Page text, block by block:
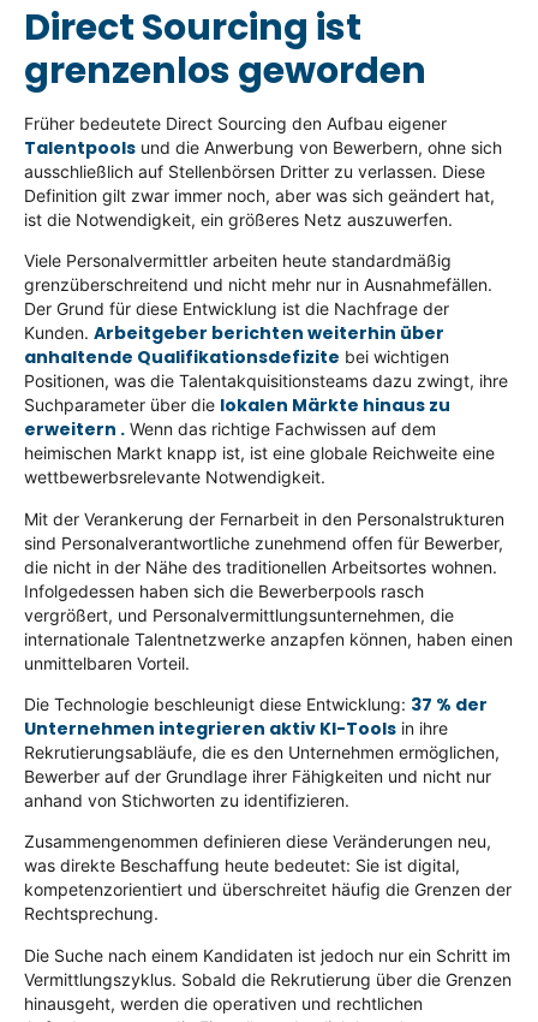
Direct Sourcing ist
grenzenlos geworden
Früher bedeutete Direct Sourcing den Aufbau eigener
Talentpools und die Anwerbung von Bewerbern, ohne sich
ausschließlich auf Stellenbörsen Dritter zu verlassen. Diese
Definition gilt zwar immer noch, aber was sich geändert hat,
ist die Notwendigkeit, ein größeres Netz auszuwerfen.
Viele Personalvermittler arbeiten heute standardmäßig
grenzüberschreitend und nicht mehr nur in Ausnahmefällen.
Der Grund für diese Entwicklung ist die Nachfrage der
Kunden. Arbeitgeber berichten weiterhin über
anhaltende Qualifikationsdefizite bei wichtigen
Positionen, was die Talentakquisitionsteams dazu zwingt, ihre
Suchparameter über die lokalen Märkte hinaus zu
erweitern . Wenn das richtige Fachwissen auf dem
heimischen Markt knapp ist, ist eine globale Reichweite eine
wettbewerbsrelevante Notwendigkeit.
Mit der Verankerung der Fernarbeit in den Personalstrukturen
sind Personalverantwortliche zunehmend offen für Bewerber,
die nicht in der Nähe des traditionellen Arbeitsortes wohnen.
Infolgedessen haben sich die Bewerberpools rasch
vergrößert, und Personalvermittlungsunternehmen, die
internationale Talentnetzwerke anzapfen können, haben einen
unmittelbaren Vorteil.
Die Technologie beschleunigt diese Entwicklung: 37 % der
Unternehmen integrieren aktiv KI-Tools in ihre
Rekrutierungsabläufe, die es den Unternehmen ermöglichen,
Bewerber auf der Grundlage ihrer Fähigkeiten und nicht nur
anhand von Stichworten zu identifizieren.
Zusammengenommen definieren diese Veränderungen neu,
was direkte Beschaffung heute bedeutet: Sie ist digital,
kompetenzorientiert und überschreitet häufig die Grenzen der
Rechtsprechung.
Die Suche nach einem Kandidaten ist jedoch nur ein Schritt im
Vermittlungszyklus. Sobald die Rekrutierung über die Grenzen
hinausgeht, werden die operativen und rechtlichen